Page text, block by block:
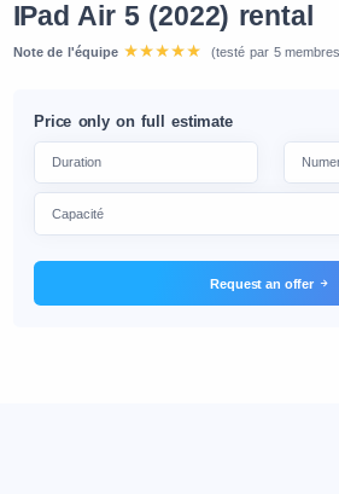
IPad Air 5 (2022) rental
Note de l'équipe (testé par 5
Price only on full estimate
Request an offer